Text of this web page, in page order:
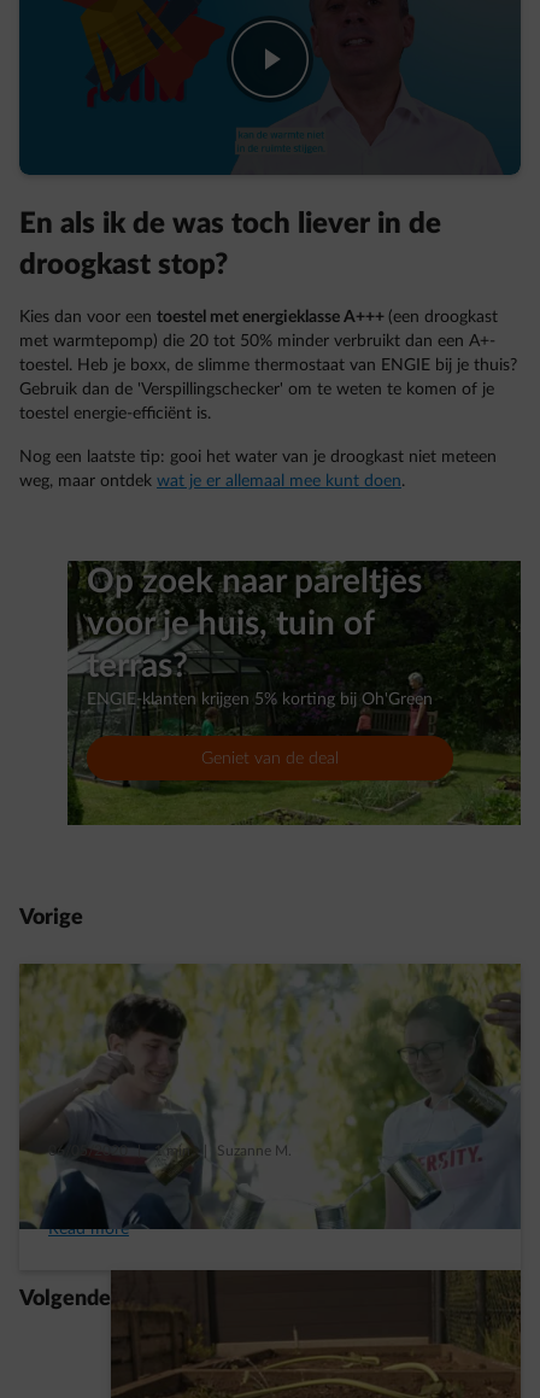
play-fwd
En als ik de was toch liever in de
droogkast stop?
Kies dan voor een toestel met energieklasse A+++ (een droogkast
met warmtepomp) die 20 tot 50% minder verbruikt dan een A+-
toestel. Heb je boxx, de slimme thermostaat van ENGIE bij je thuis?
Gebruik dan de 'Verspillingschecker' om te weten te komen of je
toestel energie-efficiënt is.
Nog een laatste tip: gooi het water van je droogkast niet meteen
weg, maar ontdek wat je er allemaal mee kunt doen.
Op zoek naar pareltjes
voor je huis, tuin of
terras?
ENGIE-klanten krijgen 5% korting bij Oh'Green
Geniet van de deal
Vorige
06/05/2020 | 1 min. Suzanne M.
Lege blikjes worden leuke designlamp
Read more
Volgende